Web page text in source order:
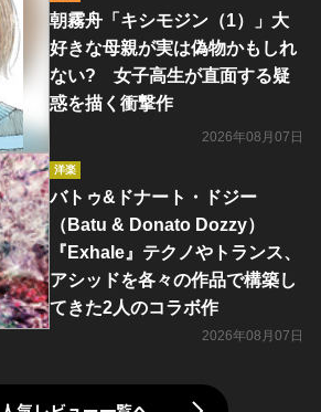
朝霧舟「キシモジン（1）」大
好きな母親が実は偽物かもしれ
ない? 女子高生が直面する疑
惑を描く衝撃作
2026年08月07日
洋楽
バトゥ&ドナート・ドジー
（Batu & Donato Dozzy）
『Exhale』テクノやトランス、
アシッドを各々の作品で構築し
てきた2人のコラボ作
2026年08月07日